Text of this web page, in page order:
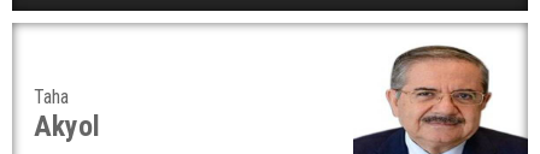
Taha
Akyol